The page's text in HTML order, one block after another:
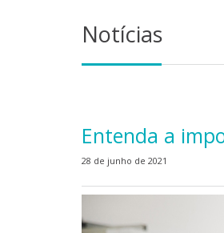
Notícias
Entenda a
28 de junho de 2021